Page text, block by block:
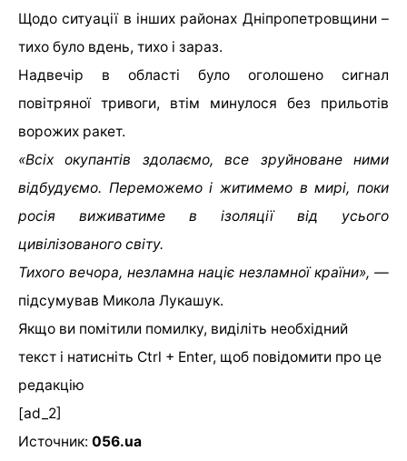
Щодо ситуації в інших районах Дніпропетровщини –
тихо було вдень, тихо і зараз.
Надвечір в області було оголошено сигнал
повітряної тривоги, втім минулося без прильотів
ворожих ракет.
«Всіх окупантів здолаємо, все зруйноване ними
відбудуємо. Переможемо і житимемо в мирі, поки
росія виживатиме в ізоляції від усього
цивілізованого світу.
Тихого вечора, незламна націє незламної країни», —
підсумував Микола Лукашук.
Якщо ви помітили помилку, виділіть необхідний
текст і натисніть Ctrl + Enter, щоб повідомити про це
редакцію
[ad_2]
Источник: 056.ua